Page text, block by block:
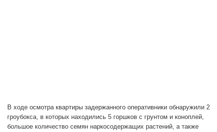
В ходе осмотра квартиры задержанного оперативники обнаружили 2
гроубокса, в которых находились 5 горшков с грунтом и коноплей,
большое количество семян наркосодержащих растений, а также